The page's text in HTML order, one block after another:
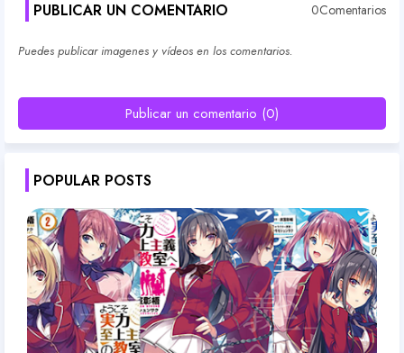
PUBLICAR UN COMENTARIO 0Comentarios
Puedes publicar imagenes y vídeos en los comentarios.
Publicar un comentario (0)
POPULAR POSTS